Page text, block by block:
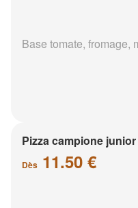
Base tomate, fromage,
Pizza campione junior
Dès 11.50 €